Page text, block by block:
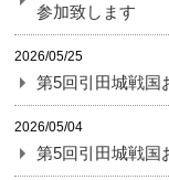
参加致します
2026/05/25
第5回引田城戦国
2026/05/04
第5回引田城戦国